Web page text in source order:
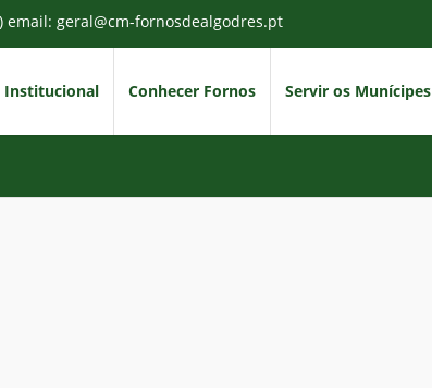
email: geral@cm-fornosdealgodres.pt
Institucional Conhecer Fornos Servir os Munícipes